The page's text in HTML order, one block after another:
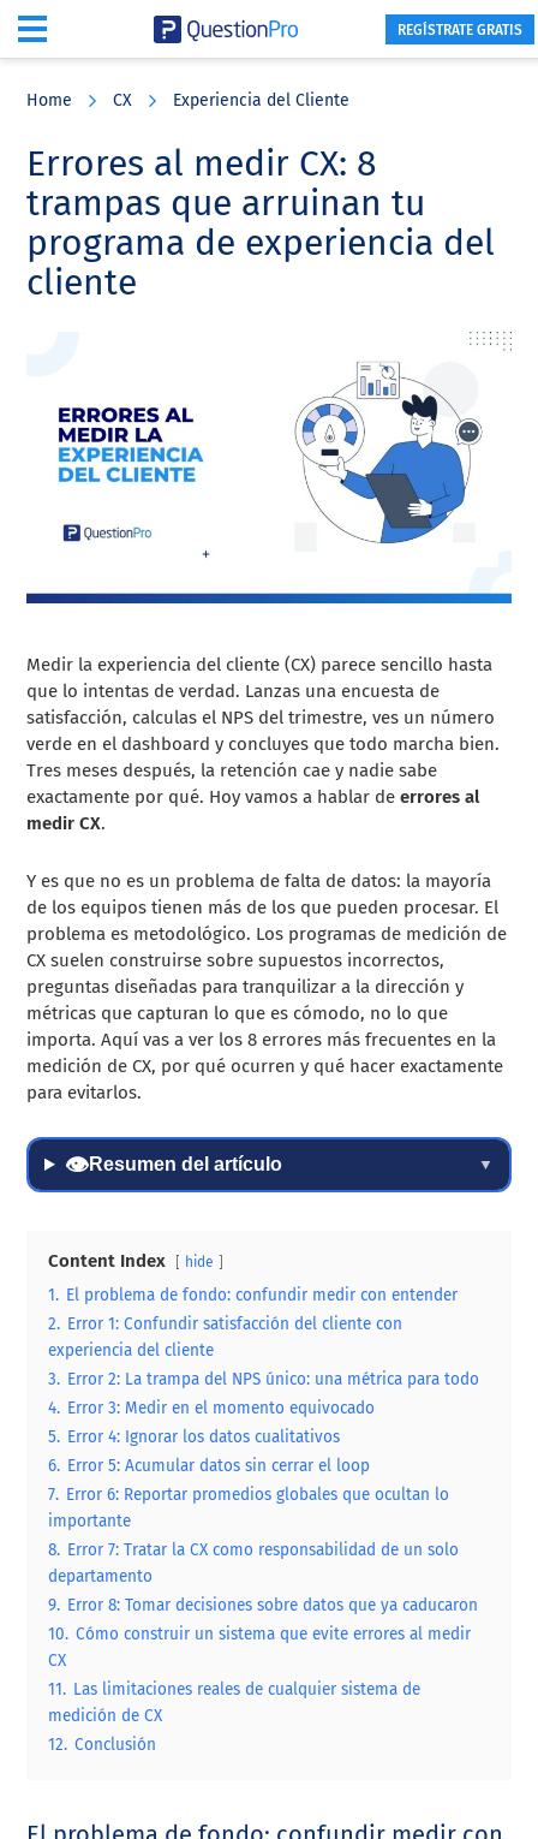
content
sidebar
REGÍSTRATE GRATIS
Home CX Experiencia del Cliente
Errores al medir CX: 8
trampas que arruinan tu
programa de experiencia del
cliente
Medir la experiencia del cliente (CX) parece sencillo hasta
que lo intentas de verdad. Lanzas una encuesta de
satisfacción, calculas el NPS del trimestre, ves un número
verde en el dashboard y concluyes que todo marcha bien.
Tres meses después, la retención cae y nadie sabe
exactamente por qué. Hoy vamos a hablar deerrores al
medir CX.
Y es que no es un problema de falta de datos: la mayoría
de los equipos tienen más de los que pueden procesar. El
problema es metodológico. Los programas de medición de
CX suelen construirse sobre supuestos incorrectos,
preguntas diseñadas para tranquilizar a la dirección y
métricas que capturan lo que es cómodo, no lo que
importa. Aquí vas a ver los 8 errores más frecuentes en la
medición de CX, por qué ocurren y qué hacer exactamente
para evitarlos.
👁Resumen del artículo ▼
Content Index hide
1. El problema de fondo: confundir medir con entender
2. Error 1: Confundir satisfacción del cliente con
experiencia del cliente
3. Error 2: La trampa del NPS único: una métrica para todo
4. Error 3: Medir en el momento equivocado
5. Error 4: Ignorar los datos cualitativos
6. Error 5: Acumular datos sin cerrar el loop
7. Error 6: Reportar promedios globales que ocultan lo
importante
8. Error 7: Tratar la CX como responsabilidad de un solo
departamento
9. Error 8: Tomar decisiones sobre datos que ya caducaron
10. Cómo construir un sistema que evite errores al medir
CX
11. Las limitaciones reales de cualquier sistema de
medición de CX
12. Conclusión